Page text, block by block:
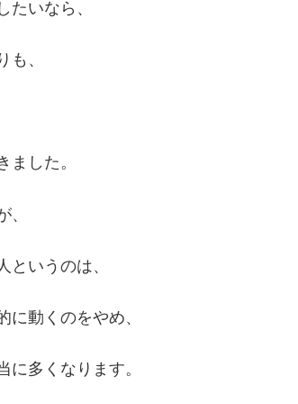
いなら、
、
した。
、
というのは、
動くのをやめ、
多くなります。